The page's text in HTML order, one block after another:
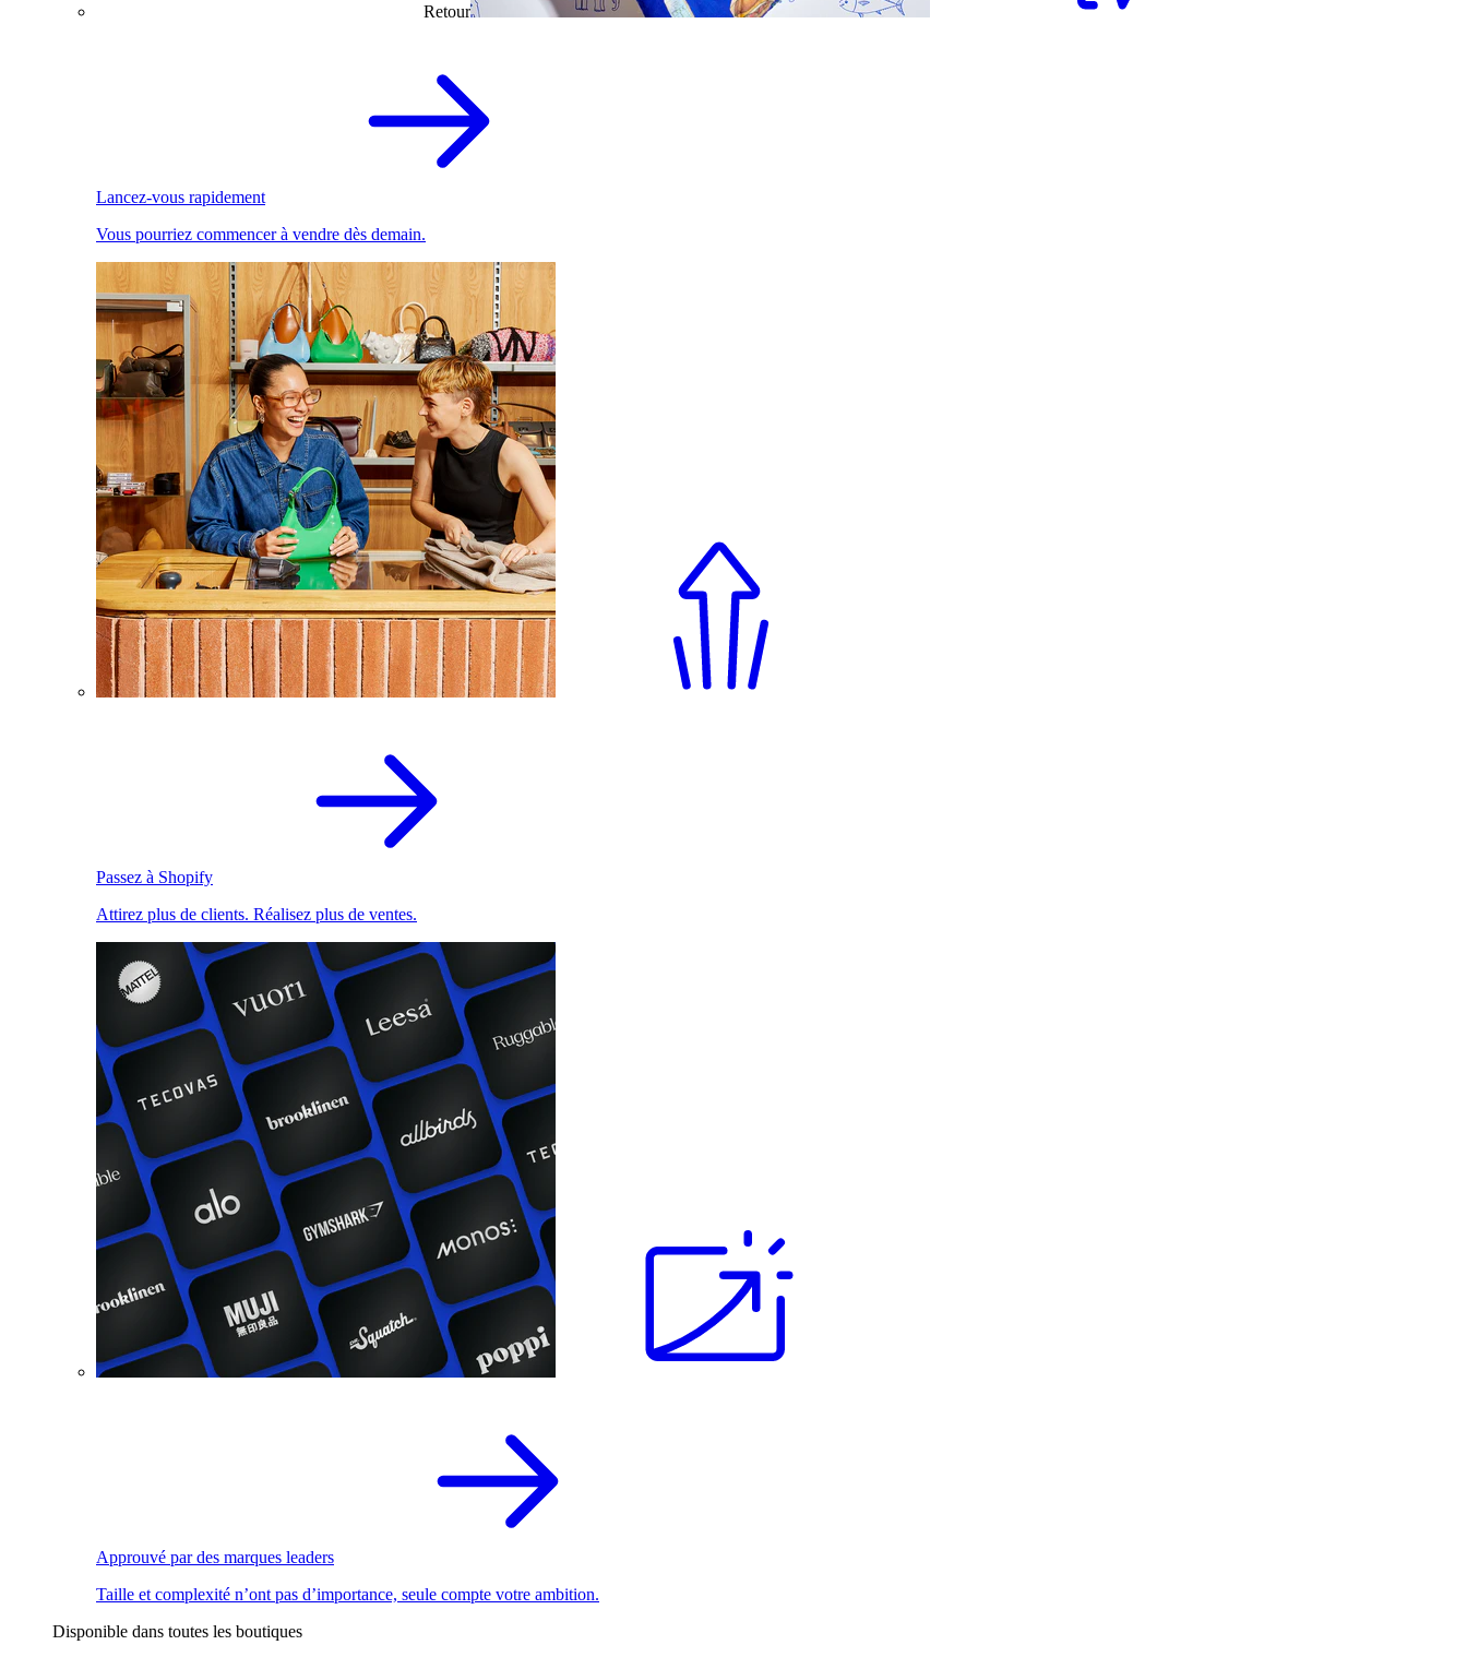
Retour
Lancez-vous rapidement
Vous pourriez commencer à vendre dès demain.
Passez à Shopify
Attirez plus de clients. Réalisez plus de ventes.
Approuvé par des marques leaders
Taille et complexité n’ont pas d’importance, seule compte votre ambition.
Disponible dans toutes les boutiques